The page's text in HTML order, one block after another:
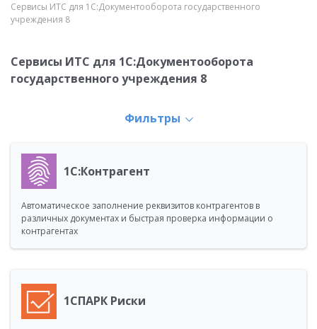
Сервисы ИТС для 1С:Документооборота государственного
учреждения 8
Сервисы ИТС для 1С:Документооборота
государственного учреждения 8
Фильтры
1С:Контрагент
Автоматическое заполнение реквизитов контрагентов в
различных документах и быстрая проверка информации о
контрагентах
1СПАРК Риски